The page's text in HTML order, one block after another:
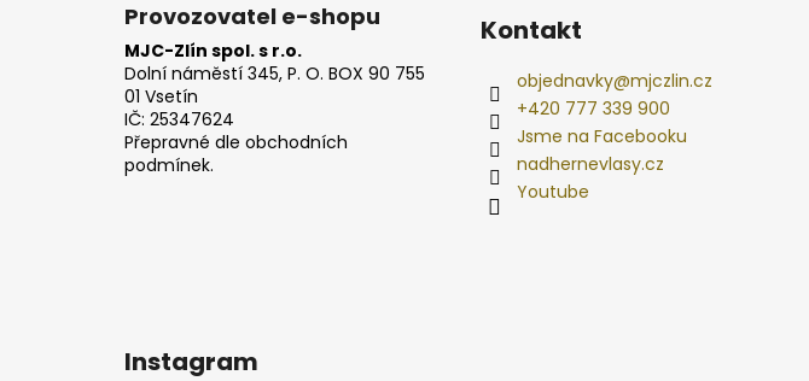
Provozovatel e-shopu
MJC-Zlín spol. s r.o.
Dolní náměstí 345, P. O. BOX 90 755
01 Vsetín
IČ: 25347624
Přepravné dle obchodních
podmínek.
Kontakt
objednavky@mjczlin.cz
+420 777 339 900
Jsme na Facebooku
nadhernevlasy.cz
Youtube
Instagram